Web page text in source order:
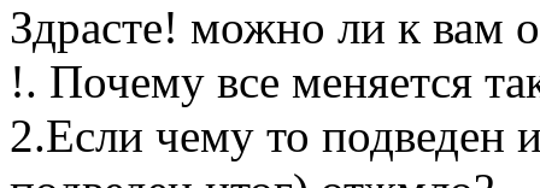
Здрасте! можно ли к вам
!. Почему все меняется
2.Если чему то подведен